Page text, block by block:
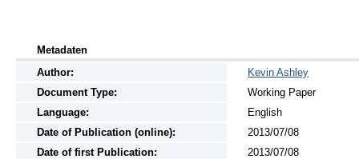
Metadaten
Author:
Kevin Ashley
Document Type:
Working Paper
Language:
English
Date of Publication (online):
2013/07/08
Date of first Publication:
2013/07/08